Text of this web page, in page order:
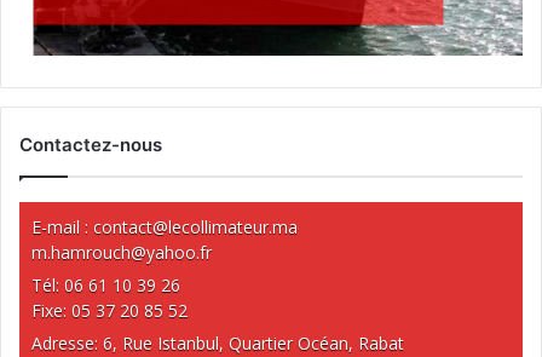
Contactez-nous
E-mail : contact@lecollimateur.ma
m.hamrouch@yahoo.fr
Tél: 06 61 10 39 26
Fixe: 05 37 20 85 52
Adresse: 6, Rue Istanbul, Quartier Océan, Rabat